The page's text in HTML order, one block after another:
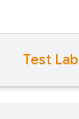
Test Lab